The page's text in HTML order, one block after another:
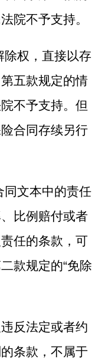
院不予支持。
除权，直接以存
五款规定的情
不予支持。但
合同存续另行
同文本中的责任
比例赔付或者
任的条款，可
款规定的“免除
反法定或者约
条款，不属于